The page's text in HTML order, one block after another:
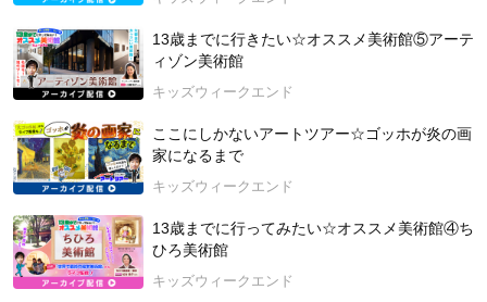
hu1014my?s=20&t=VFg_FVJuUu-HKPoFjsBjfw
☆牧田習公式Instagram（@shu1014my）：
am.com/shu1014my/
rpro.co.jp/#/profile/entry/164840
2024年11月16日 開催
13歳までに行きたい☆オススメ美術館⑤アーテ
ィゾン美術館
キッズウィークエンド
ここにしかないアートツアー☆ゴッホが炎の画
家になるまで
キッズウィークエンド
13歳までに行ってみたい☆オススメ美術館④ち
ひろ美術館
キッズウィークエンド